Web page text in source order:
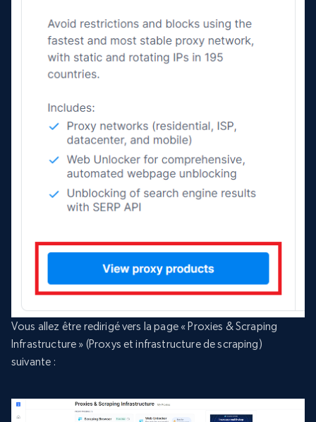
Vous allez être redirigé vers la page « Proxies & Scraping
Infrastructure » (Proxys et infrastructure de scraping)
suivante :